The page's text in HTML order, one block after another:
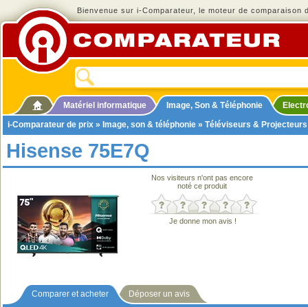
Bienvenue sur i-Comparateur, le moteur de comparaison
Matériel informatique Image, Son & Téléphonie
i-Comparateur de prix » Image, son & téléphonie » Téléviseurs & Projecteurs
Hisense 75E7Q
Nos visiteurs n'ont pas encore
noté ce produit
Je donne mon avis !
Comparer et acheter Déposer un avis